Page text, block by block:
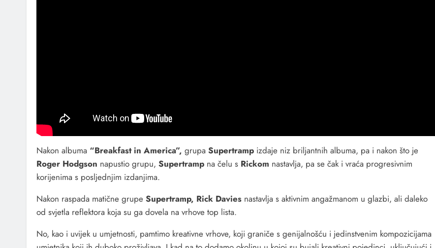
Nakon albuma “Breakfast in America”, grupa Supertramp izdaje niz briljantnih albuma, pa i nakon što je
Roger Hodgson napustio grupu, Supertramp na čelu s Rickom nastavlja, pa se čak i vraća progresivnim
korijenima s posljednjim izdanjima.
Nakon raspada matične grupe Supertramp, Rick Davies nastavlja s aktivnim angažmanom u glazbi, ali daleko
od svjetla reflektora koja su ga dovela na vrhove top lista.
No, kao i uvijek u umjetnosti, pamtimo kreativne vrhove, koji graniče s genijalnošću i jedinstvenim kompozicijama